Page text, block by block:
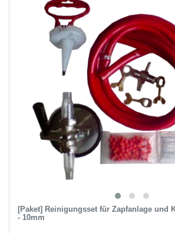
[Paket] Reinigungsset für Zapfanlage und
- 10mm